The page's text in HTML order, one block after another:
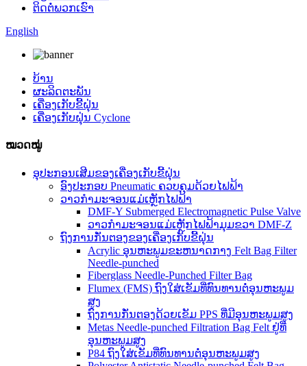
ຕິດ​ຕໍ່​ພວກ​ເຮົາ
English
ບ້ານ
ຜະລິດຕະພັນ
ເຄື່ອງເກັບຂີ້ຝຸ່ນ
ເຄື່ອງເກັບຝຸ່ນ Cyclone
ໝວດໝູ່
ອຸປະກອນເສີມຂອງເຄື່ອງເກັບຂີ້ຝຸ່ນ
ອົງປະກອບ Pneumatic ຄວບຄຸມດ້ວຍໄຟຟ້າ
ວາວກຳມະຈອນແມ່ເຫຼັກໄຟຟ້າ
DMF-Y Submerged Electromagnetic Pulse Valve
ວາວກຳມະຈອນແມ່ເຫຼັກໄຟຟ້າມຸມຂວາ DMF-Z
ຖົງການກັ່ນຕອງຂອງເຄື່ອງເກັບຂີ້ຝຸ່ນ
Acrylic ອຸນຫະພູມຂະຫນາດກາງ Felt Bag Filter
Needle-punched
Fiberglass Needle-Punched Filter Bag
Flumex (FMS) ຖົງໃສ່ເຂັມທີ່ທົນທານຕໍ່ອຸນຫະພູມ
ສູງ
ຖົງການກັ່ນຕອງດ້ວຍເຂັມ PPS ທີ່ມີອຸນຫະພູມສູງ
Metas Needle-punched Filtration Bag Felt ຢູ່ທີ່
ອຸນຫະພູມສູງ
P84 ຖົງໃສ່ເຂັມທີ່ທົນທານຕໍ່ອຸນຫະພູມສູງ